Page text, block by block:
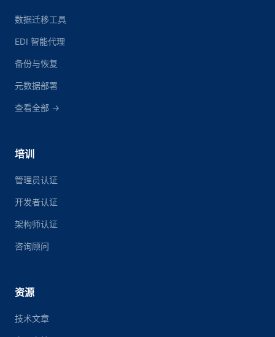
数据迁移工具
EDI 智能代理
备份与恢复
元数据部署
查看全部 →
培训
管理员认证
开发者认证
架构师认证
咨询顾问
资源
技术文章